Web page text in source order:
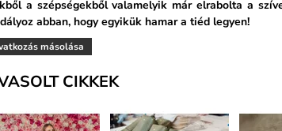
a szépségekből valamelyik már elrabolta a
abban, hogy egyikük hamar a tiéd legyen!
másolása
CIKKEK